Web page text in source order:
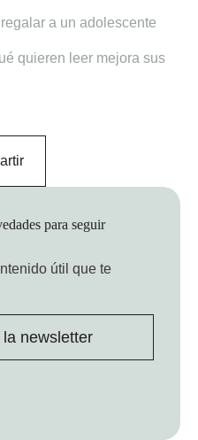
a un adolescente
quieren leer mejora sus
para seguir
útil que te
newsletter